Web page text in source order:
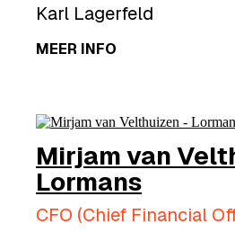
Karl Lagerfeld
MEER INFO
Mirjam van
Lormans
CFO (Chief Financial